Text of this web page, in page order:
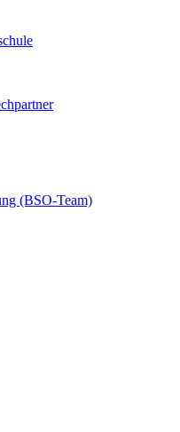
(BSO-Team)